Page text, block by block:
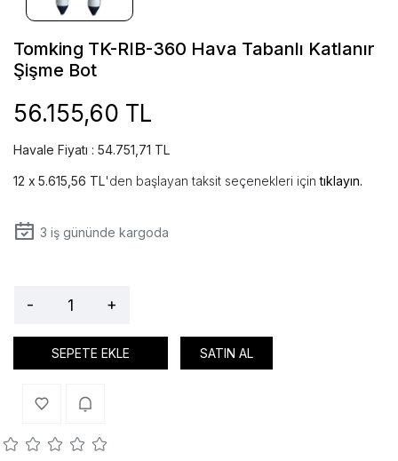
Tomking TK-RIB-360 Hava Tabanlı Katlanır
Şişme Bot
56.155,60 TL
Havale Fiyatı : 54.751,71 TL
5.615,56 TL'den başlayan taksit seçenekleri içintıklayın.
3 iş gününde kargoda
- +
SEPETE EKLE SATIN AL